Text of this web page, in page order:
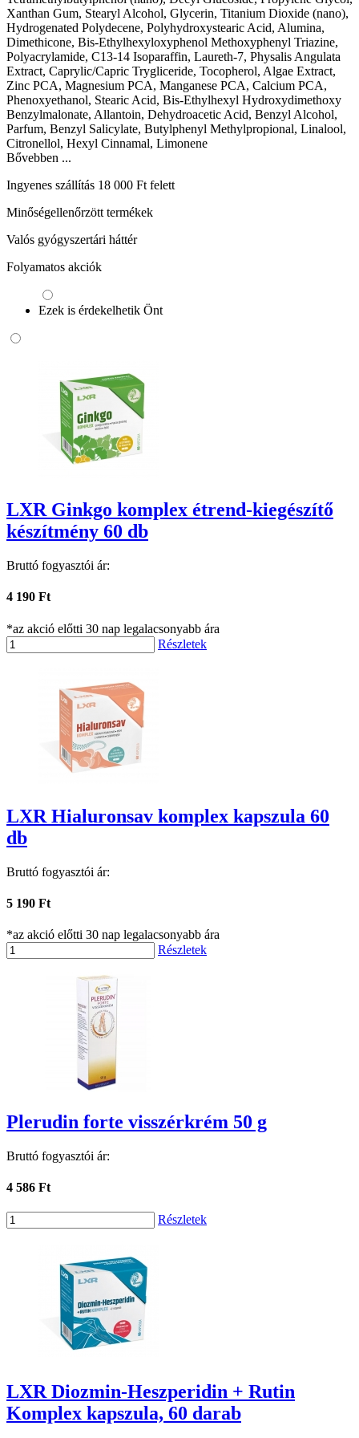
Xanthan Gum, Stearyl Alcohol, Glycerin, Titanium Dioxide (nano),
Hydrogenated Polydecene, Polyhydroxystearic Acid, Alumina,
Dimethicone, Bis-Ethylhexyloxyphenol Methoxyphenyl Triazine,
Polyacrylamide, C13-14 Isoparaffin, Laureth-7, Physalis Angulata
Extract, Caprylic/Capric Trygliceride, Tocopherol, Algae Extract,
Zinc PCA, Magnesium PCA, Manganese PCA, Calcium PCA,
Phenoxyethanol, Stearic Acid, Bis-Ethylhexyl Hydroxydimethoxy
Benzylmalonate, Allantoin, Dehydroacetic Acid, Benzyl Alcohol,
Parfum, Benzyl Salicylate, Butylphenyl Methylpropional, Linalool,
Citronellol, Hexyl Cinnamal, Limonene
Bővebben ...
Ingyenes szállítás 18 000 Ft felett
Minőségellenőrzött termékek
Valós gyógyszertári háttér
Folyamatos akciók
Ezek is érdekelhetik Önt
LXR Ginkgo komplex étrend-kiegészítő
készítmény 60 db
Bruttó fogyasztói ár:
4 190 Ft
*az akció előtti 30 nap legalacsonyabb ára
Részletek
LXR Hialuronsav komplex kapszula 60
db
Bruttó fogyasztói ár:
5 190 Ft
*az akció előtti 30 nap legalacsonyabb ára
Részletek
Plerudin forte visszérkrém 50 g
Bruttó fogyasztói ár:
4 586 Ft
Részletek
LXR Diozmin-Heszperidin + Rutin
Komplex kapszula, 60 darab